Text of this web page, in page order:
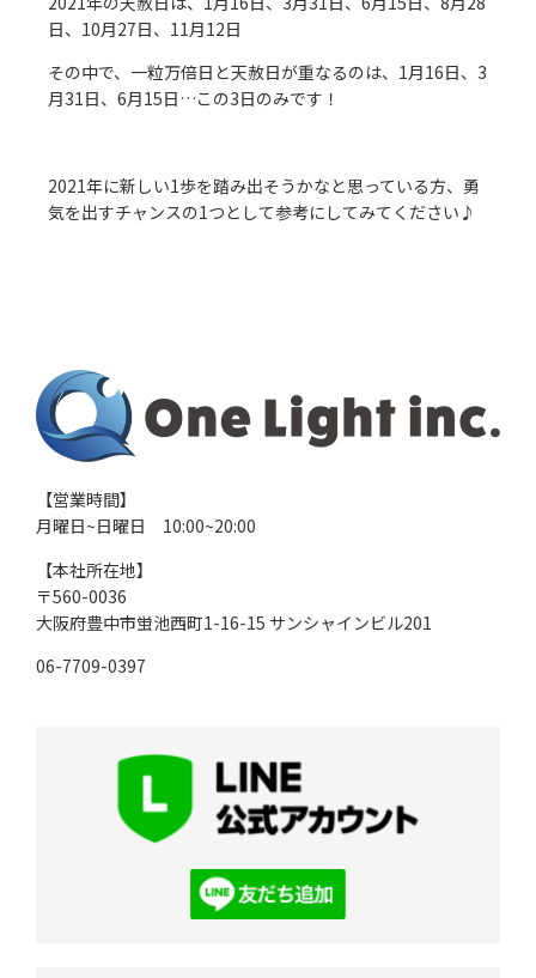
日、10月27日、11月12日
その中で、一粒万倍日と天赦日が重なるのは、1月16日、3
月31日、6月15日…この3日のみです！
2021年に新しい1歩を踏み出そうかなと思っている方、勇
気を出すチャンスの1つとして参考にしてみてください♪
【営業時間】
月曜日~日曜日 10:00~20:00
【本社所在地】
〒560-0036
大阪府豊中市蛍池西町1-16-15 サンシャインビル201
06-7709-0397